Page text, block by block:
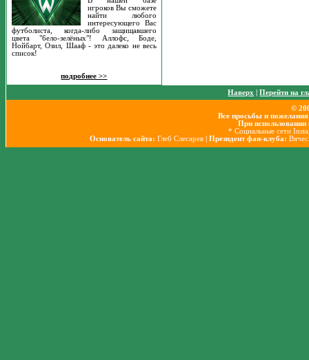
игроков Вы сможете
найти любого
интересующего Вас
футболиста, когда-либо защищавшего
цвета "бело-зелёных"! Аллофс, Боде,
Нойбарт, Озил, Шааф - это далеко не весь
список!
подробнее >>
Наверх |Перейти на
©
Все просьбы и
При использовании
* Социальные сети
Основатель сайта: Глеб Слесарев | Президент фан-клуба: